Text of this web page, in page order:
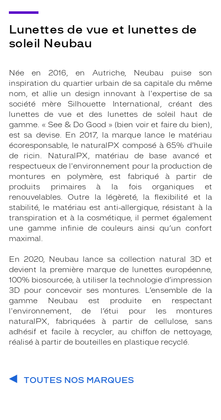
Lunettes de vue et lunettes de
soleil Neubau
Née en 2016, en Autriche, Neubau puise son
inspiration du quartier urbain de sa capitale du même
nom, et allie un design innovant à l'expertise de sa
société mère Silhouette International, créant des
lunettes de vue et des lunettes de soleil haut de
gamme. « See & Do Good » (bien voir et faire du bien),
est sa devise. En 2017, la marque lance le matériau
écoresponsable, le naturalPX composé à 65% d’huile
de ricin. NaturalPX, matériau de base avancé et
respectueux de l'environnement pour la production de
montures en polymère, est fabriqué à partir de
produits primaires à la fois organiques et
renouvelables. Outre la légèreté, la flexibilité et la
stabilité, le matériau est anti-allergique, résistant à la
transpiration et à la cosmétique, il permet également
une gamme infinie de couleurs ainsi qu’un confort
maximal.
En 2020, Neubau lance sa collection natural 3D et
devient la première marque de lunettes européenne,
100% biosourcée, à utiliser la technologie d’impression
3D pour concevoir ses montures. L’ensemble de la
gamme Neubau est produite en respectant
l'environnement, de l’étui pour les montures
naturalPX, fabriquées à partir de cellulose, sans
adhésif et facile à recycler, au chiffon de nettoyage,
réalisé à partir de bouteilles en plastique recyclé.
TOUTES NOS MARQUES